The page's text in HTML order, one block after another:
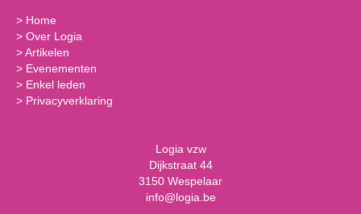
> Home
> Over Logia
>Artikelen
> Evenementen
> Enkel leden
> Privacyverklaring
Logia vzw
Dijkstraat 44
3150 Wespelaar
info@logia.be